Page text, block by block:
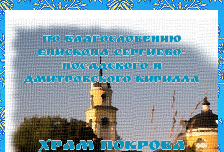
По благословению
Епископа Сергиево-
Посадского и
Дмитровского Кирилла
Храм Покрова